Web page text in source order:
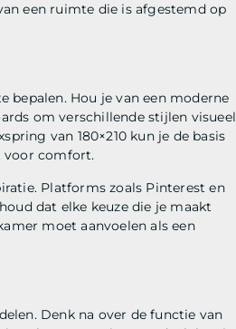
een ruimte die is afgestemd op
bepalen. Hou je van een moderne
om verschillende stijlen visueel
van 180×210 kun je de basis
voor comfort.
Platforms zoals Pinterest en
dat elke keuze die je maakt
moet aanvoelen als een
Denk na over de functie van